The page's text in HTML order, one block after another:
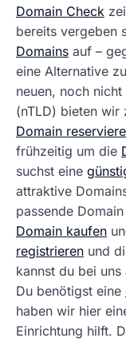
Domain Check
bereits vergeben
Domains auf –
eine Alternative
neuen, noch
(nTLD) bieten wir
Domain
frühzeitig um die
suchst eine
attraktive
passende
Domain kaufen
registrieren und
kannst du bei
Du benötigst eine
haben wir hier
Einrichtung hilft.